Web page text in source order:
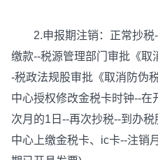
2.申报期注销：正常抄税
缴款--税源管理部门审批《取
-税政法规股审批《取消防伪
中心授权修改金税卡时钟--在
次月的1日--再次抄税--到办
中心上缴金税卡、ic卡--注销